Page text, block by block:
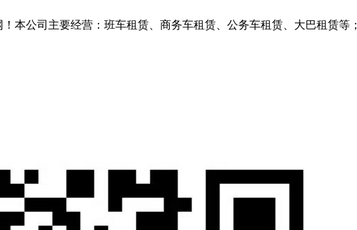
本公司主要经营：班车租赁、商务车租赁、公务车租赁、大巴租赁等；